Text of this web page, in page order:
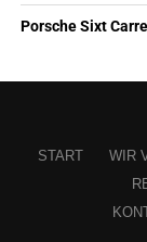
Porsche Sixt
START WIR